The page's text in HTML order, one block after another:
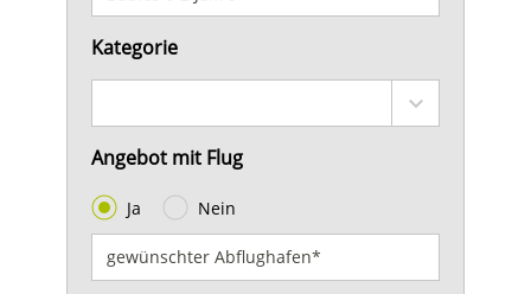
Kategorie
Angebot mit Flug
Ja Nein